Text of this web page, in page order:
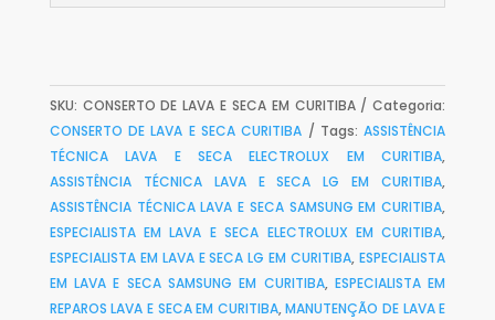
SKU: CONSERTO DE LAVA E SECA EM CURITIBA
Categoria:
CONSERTO DE LAVA E SECA CURITIBA
Tags:ASSISTÊNCIA
TÉCNICA LAVA E SECA ELECTROLUX EM CURITIBA,
ASSISTÊNCIA TÉCNICA LAVA E SECA LG EM CURITIBA,
ASSISTÊNCIA TÉCNICA LAVA E SECA SAMSUNG EM CURITIBA,
ESPECIALISTA EM LAVA E SECA ELECTROLUX EM CURITIBA,
ESPECIALISTA EM LAVA E SECA LG EM CURITIBA,ESPECIALISTA
EM LAVA E SECA SAMSUNG EM CURITIBA, ESPECIALISTA EM
REPAROS LAVA E SECA EM CURITIBA,MANUTENÇÃO DE LAVA E